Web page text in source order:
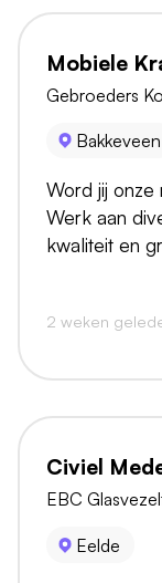
Mobiele
Gebroeders
Bakkeveen
Word jij onze
Werk aan
kwaliteit en
2 weken
Civiel
EBC
Eelde